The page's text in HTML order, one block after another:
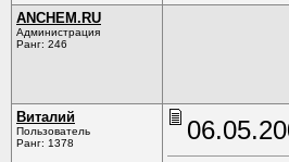
ANCHEM.RU
Администрация
Ранг: 246
Виталий
Пользователь
Ранг: 1378